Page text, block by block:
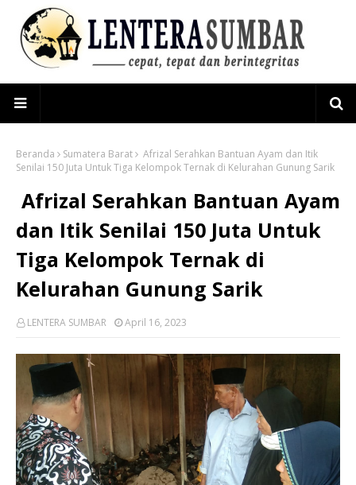
Beranda Sumatera Barat
Afrizal Serahkan Bantuan Ayam dan Itik
Senilai 150 Juta Untuk Tiga Kelompok Ternak di Kelurahan Gunung Sarik
Afrizal Serahkan Bantuan Ayam
dan Itik Senilai 150 Juta Untuk
Tiga Kelompok Ternak di
Kelurahan Gunung Sarik
LENTERA SUMBAR April 16, 2023